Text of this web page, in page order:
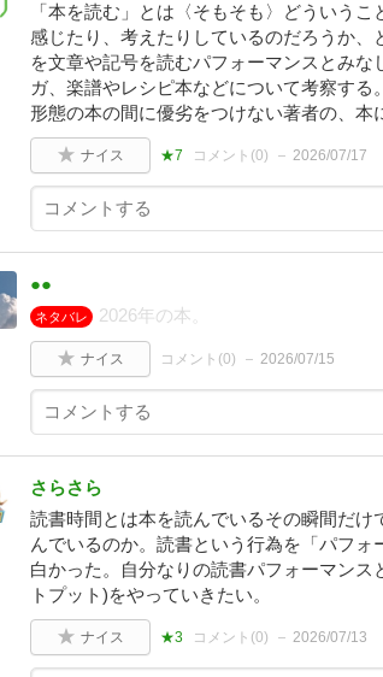
「本を読む」とは〈そもそも〉どういう
感じたり、考えたりしているのだろうか
を文章や記号を読むパフォーマンスとみ
ガ、楽譜やレシピ本などについて考察す
形態の本の間に優劣をつけない著者の、本
ナイス ★7 コメント(0) 2026/07/17
●●
ネタバレ 2026年の本。
ナイス コメント(0) 2026/07/15
さらさら
読書時間とは本を読んでいるその瞬間だ
んでいるのか。読書という行為を「パフ
白かった。自分なりの読書パフォーマン
トプット)をやっていきたい。
ナイス ★3 コメント(0) 2026/07/13